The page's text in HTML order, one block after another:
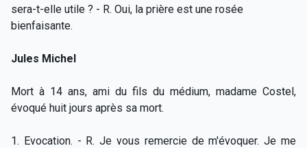
sera-t-elle utile ? - R. Oui, la prière est une rosée
bienfaisante.
Jules Michel
Mort à 14 ans, ami du fils du médium, madame Costel,
évoqué huit jours après sa mort.
1. Evocation. - R. Je vous remercie de m'évoquer. Je me